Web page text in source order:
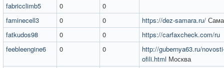
fabricclimb5
0
0
faminecell3
0 0 https://dez-samara.ru/
fatkudos98
0 0
https://carfaxcheck.com/ru
feebleengine6
0 0
http://gubernya63.ru/
ofili.html Москва